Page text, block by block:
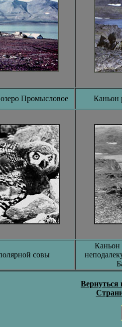
Промысловое Каньон
совы
Каньон
Вернуться